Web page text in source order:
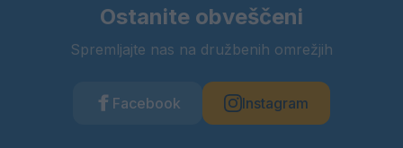
Ostanite obveščeni
Spremljajte nas na družbenih omrežjih
Facebook Instagram